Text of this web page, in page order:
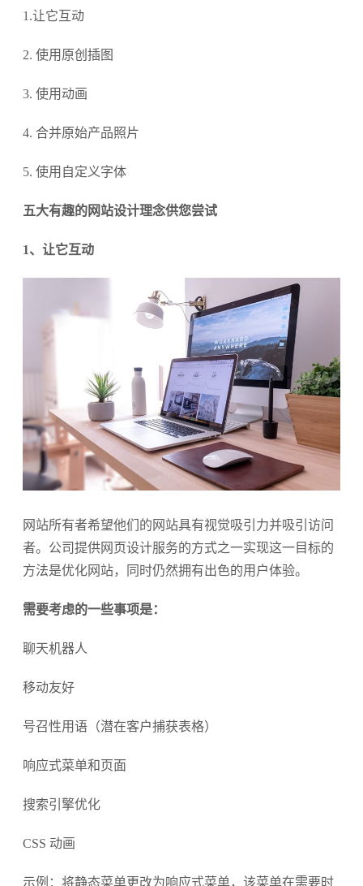
1.让它互动
2. 使用原创插图
3. 使用动画
4. 合并原始产品照片
5. 使用自定义字体
五大有趣的网站设计理念供您尝试
1、让它互动
网站所有者希望他们的网站具有视觉吸引力并吸引访问
者。公司提供网页设计服务的方式之一实现这一目标的
方法是优化网站，同时仍然拥有出色的用户体验。
需要考虑的一些事项是：
聊天机器人
移动友好
号召性用语（潜在客户捕获表格）
响应式菜单和页面
搜索引擎优化
CSS 动画
示例：将静态菜单更改为响应式菜单，该菜单在需要时